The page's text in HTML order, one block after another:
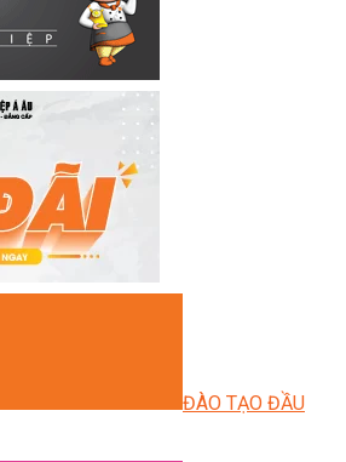
ĐÀO TẠO ĐẦU